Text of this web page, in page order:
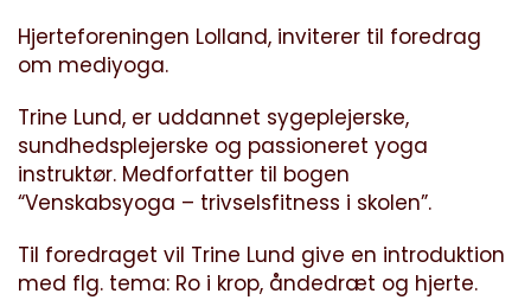
Hjerteforeningen Lolland, inviterer til foredrag
om mediyoga.
Trine Lund, er uddannet sygeplejerske,
sundhedsplejerske og passioneret yoga
instruktør. Medforfatter til bogen
“Venskabsyoga – trivselsfitness i skolen”.
Til foredraget vil Trine Lund give en introduktion
med flg. tema: Ro i krop, åndedræt og hjerte.